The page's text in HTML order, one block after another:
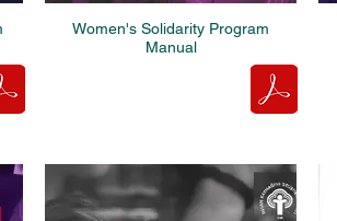
Women's Solidarity Program
Manual